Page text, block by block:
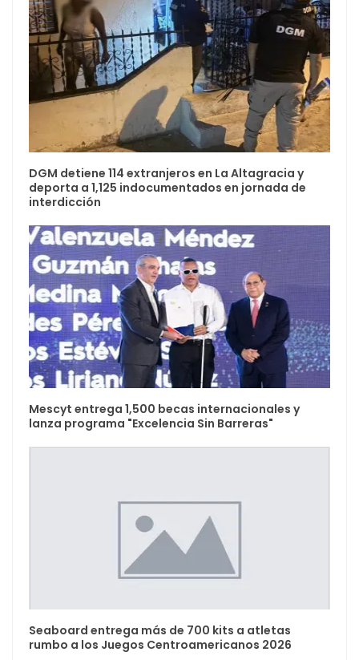
DGM detiene 114 extranjeros en La Altagracia y
deporta a 1,125 indocumentados en jornada de
interdicción
Mescyt entrega 1,500 becas internacionales y
lanza programa "Excelencia Sin Barreras"
Seaboard entrega más de 700 kits a atletas
rumbo a los Juegos Centroamericanos 2026